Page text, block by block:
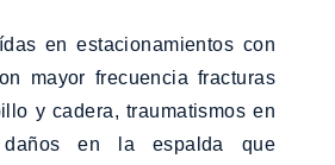
en estacionamientos con
mayor frecuencia fracturas
y cadera, traumatismos en
en la espalda que